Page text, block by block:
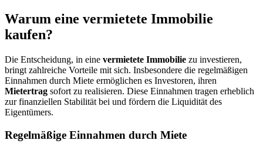
Warum eine vermietete Immobilie
kaufen?
Die Entscheidung, in eine vermietete Immobilie zu investieren,
bringt zahlreiche Vorteile mit sich. Insbesondere die regelmäßigen
Einnahmen durch Miete ermöglichen es Investoren, ihren
Mietertrag sofort zu realisieren. Diese Einnahmen tragen erheblich
zur finanziellen Stabilität bei und fördern die Liquidität des
Eigentümers.
Regelmäßige Einnahmen durch Miete